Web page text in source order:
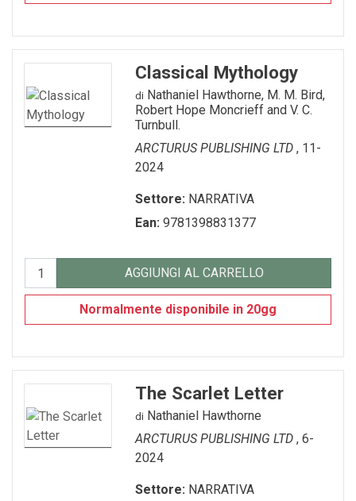
Classical Mythology
di Nathaniel Hawthorne, M. M. Bird,
Robert Hope Moncrieff and V. C.
Turnbull.
ARCTURUS PUBLISHING LTD , 11-
2024
Settore: NARRATIVA
Ean: 9781398831377
AGGIUNGI AL CARRELLO
Normalmente disponibile in 20gg
The Scarlet Letter
di Nathaniel Hawthorne
ARCTURUS PUBLISHING LTD , 6-
2024
Settore: NARRATIVA